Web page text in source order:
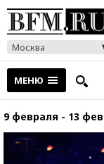
Москва
МЕНЮ
9 февраля - 13